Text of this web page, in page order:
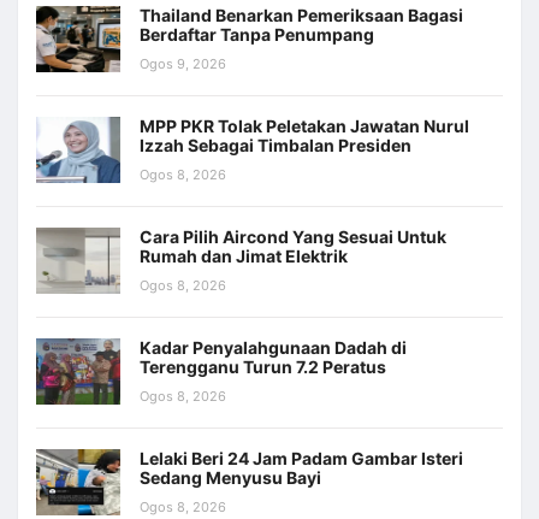
Thailand Benarkan Pemeriksaan Bagasi
Berdaftar Tanpa Penumpang
Ogos 9, 2026
MPP PKR Tolak Peletakan Jawatan Nurul
Izzah Sebagai Timbalan Presiden
Ogos 8, 2026
Cara Pilih Aircond Yang Sesuai Untuk
Rumah dan Jimat Elektrik
Ogos 8, 2026
Kadar Penyalahgunaan Dadah di
Terengganu Turun 7.2 Peratus
Ogos 8, 2026
Lelaki Beri 24 Jam Padam Gambar Isteri
Sedang Menyusu Bayi
Ogos 8, 2026